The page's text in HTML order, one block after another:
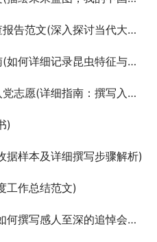
代大学生消费观念与行为模式的调查报告)
特征与观察笔记的昆虫备忘录写作技巧)
：撰写入党志愿书及入党志愿的技巧)
)
据样本及详细撰写步骤解析)
工作总结范文)
感人至深的追悼会悼词模板)